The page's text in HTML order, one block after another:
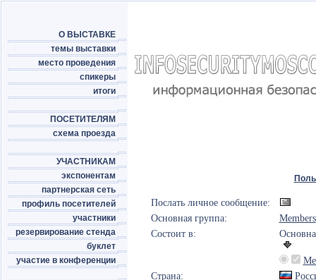
О ВЫСТАВКЕ
темы выставки
место проведения
спикеры
итоги
ПОСЕТИТЕЛЯМ
схема проезда
УЧАСТНИКАМ
экспонентам
партнерская сеть
профиль посетителей
участники
резервирование стенда
буклет
участие в конференции
Послать личное сообщение:
Основная группа:
Members
Состоит в:
Страна: